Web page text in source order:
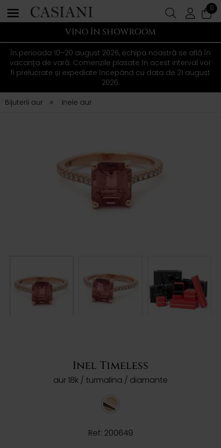
0
VINO ÎN SHOWROOM
În perioada 10–20 august 2026, echipa noastră se află în
vacanța de vară. Comenzile plasate în acest interval vor
fi prelucrate și expediate începând cu data de 21 august
2026.
Bijuterii aur
Inele aur
Inel Timeless
aur 18k / turmalina / diamante
Ref: 200649